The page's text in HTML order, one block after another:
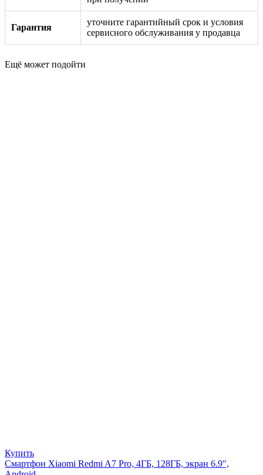
Гарантия
уточните гарантийный срок и условия
сервисного обслуживания у продавца
Ещё может подойти
Купить
Смартфон Xiaomi Redmi A7 Pro, 4ГБ, 128ГБ, экран 6.9″,